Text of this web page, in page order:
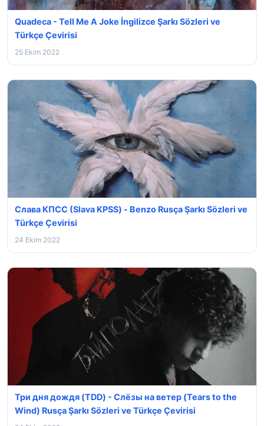
Quadeca - Tell Me A Joke İngilizce Şarkı Sözleri ve
Türkçe Çevirisi
25 Ekim 2022
Слава КПСС (Slava KPSS) - Benzo Rusça Şarkı Sözleri ve
Türkçe Çevirisi
24 Ekim 2022
Три дня дождя (TDD) - Слёзы на ветер (Tears to the
Wind) Rusça Şarkı Sözleri ve Türkçe Çevirisi